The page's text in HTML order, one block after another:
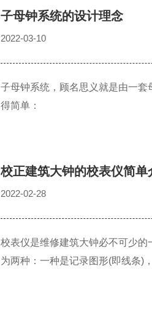
子母钟系统的设计理念
2022-03-10
子母钟系统，顾名思义就是由一
得简单：
校正建筑大钟的校表仪简单
2022-02-28
校表仪是维修建筑大钟必不可少
为两种：一种是记录图形(即线条)